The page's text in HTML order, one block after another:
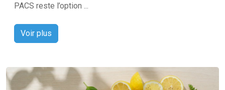
PACS reste l’option ...
Voir plus